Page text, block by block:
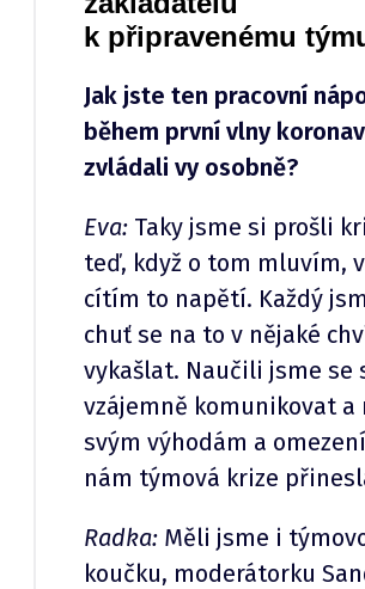
k připravenému
Jak jste ten pracovní
během první vlny
zvládali vy osobně?
Eva: Taky jsme si prošli
teď, když o tom mluvím,
cítím to napětí. Každý
chuť se na to v nějaké
vykašlat. Naučili jsme se
vzájemně komunikovat a
svým výhodám a
nám týmová krize
Radka: Měli jsme i
koučku, moderátorku